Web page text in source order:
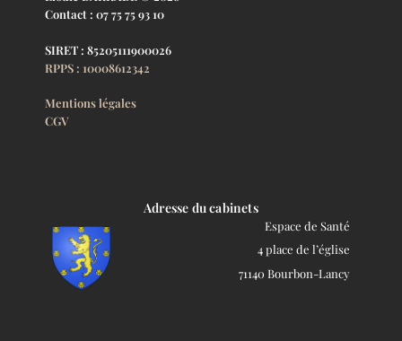
Contact : 07 75 75 93 10
SIRET : 85205111900026
RPPS : 10008612342
Mentions légales
CGV
Adresse du cabinets
Espace de Santé
4 place de l’église
71140 Bourbon-Lancy